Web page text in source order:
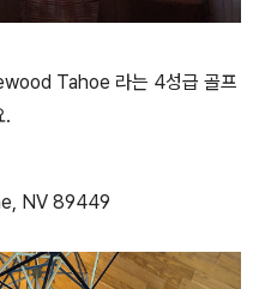
Tahoe 라는 4성급 골프
.
NV 89449